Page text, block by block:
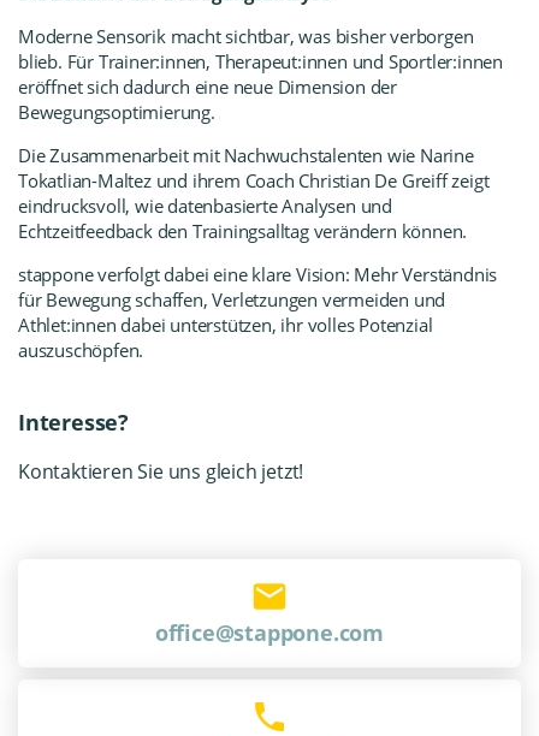
Moderne Sensorik macht sichtbar, was bisher verborgen
blieb. Für Trainer:innen, Therapeut:innen und Sportler:innen
eröffnet sich dadurch eine neue Dimension der
Bewegungsoptimierung.
Die Zusammenarbeit mit Nachwuchstalenten wie Narine
Tokatlian-Maltez und ihrem Coach Christian De Greiff zeigt
eindrucksvoll, wie datenbasierte Analysen und
Echtzeitfeedback den Trainingsalltag verändern können.
stappone verfolgt dabei eine klare Vision: Mehr Verständnis
für Bewegung schaffen, Verletzungen vermeiden und
Athlet:innen dabei unterstützen, ihr volles Potenzial
auszuschöpfen.
Interesse?
Kontaktieren Sie uns gleich jetzt!
office@stappone.com